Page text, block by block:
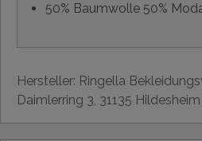
50% Baumwolle 50%
Hersteller: Ringella
Daimlerring 3, 31135